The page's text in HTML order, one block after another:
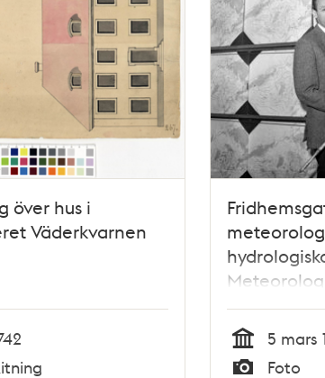
över hus i
Väderkvarnen
Thompson
kartor
Tid
5 mars
Foto